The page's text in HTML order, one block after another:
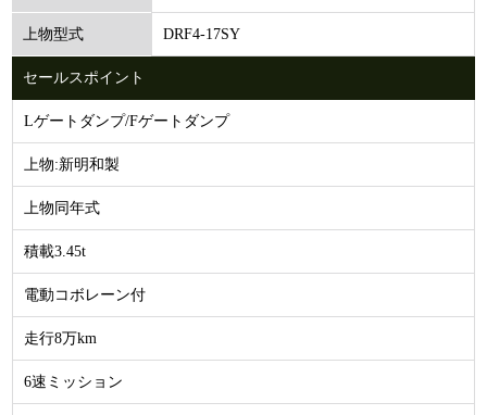
上物型式 DRF4-17SY
セールスポイント
Lゲートダンプ/Fゲートダンプ
上物:新明和製
上物同年式
積載3.45t
電動コボレーン付
走行8万km
6速ミッション